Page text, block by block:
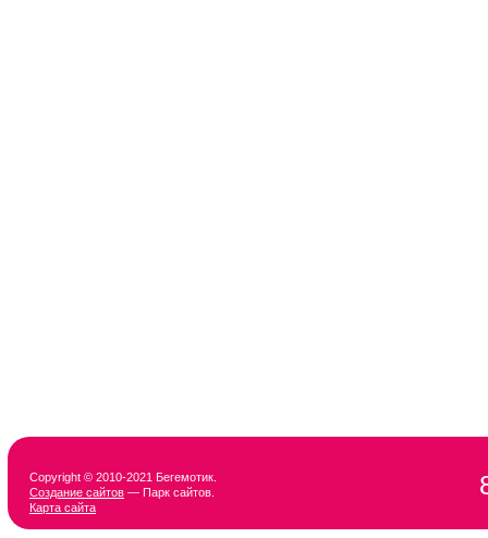
Copyright © 2010-2021 Бегемотик.
Создание сайтов — Парк сайтов.
Карта сайта